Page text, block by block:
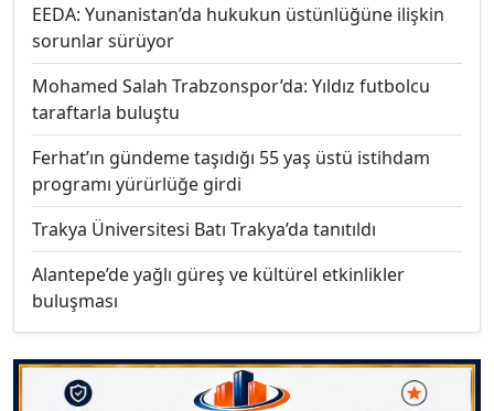
EEDA: Yunanistan’da hukukun üstünlüğüne ilişkin
sorunlar sürüyor
Mohamed Salah Trabzonspor’da: Yıldız futbolcu
taraftarla buluştu
Ferhat’ın gündeme taşıdığı 55 yaş üstü istihdam
programı yürürlüğe girdi
Trakya Üniversitesi Batı Trakya’da tanıtıldı
Alantepe’de yağlı güreş ve kültürel etkinlikler
buluşması